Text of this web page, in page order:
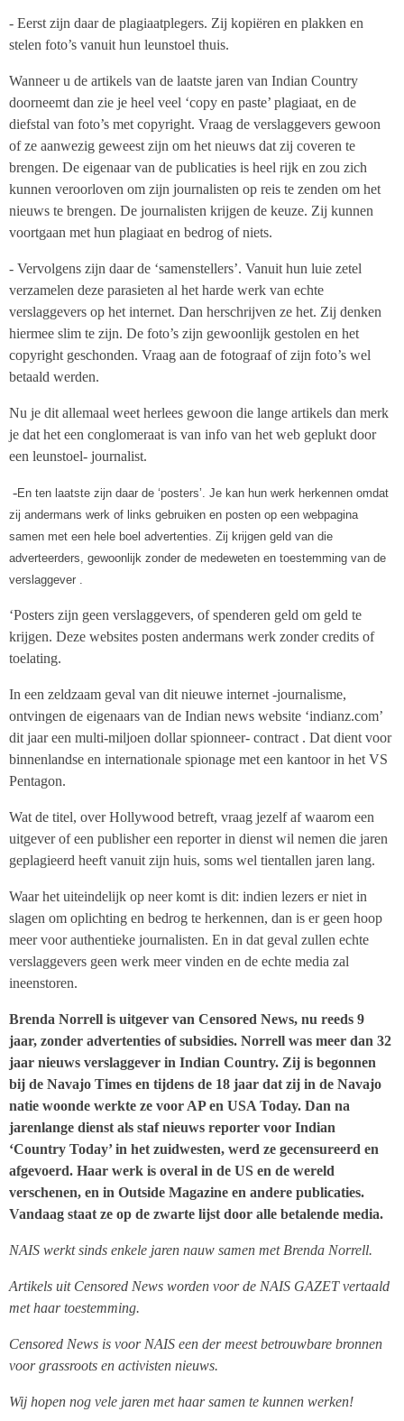
- Eerst zijn daar de plagiaatplegers. Zij kopiëren en plakken en
stelen foto’s vanuit hun leunstoel thuis.
Wanneer u de artikels van de laatste jaren van Indian Country
doorneemt dan zie je heel veel ‘copy en paste’ plagiaat, en de
diefstal van foto’s met copyright. Vraag de verslaggevers gewoon
of ze aanwezig geweest zijn om het nieuws dat zij coveren te
brengen. De eigenaar van de publicaties is heel rijk en zou zich
kunnen veroorloven om zijn journalisten op reis te zenden om het
nieuws te brengen. De journalisten krijgen de keuze. Zij kunnen
voortgaan met hun plagiaat en bedrog of niets.
- Vervolgens zijn daar de ‘samenstellers’. Vanuit hun luie zetel
verzamelen deze parasieten al het harde werk van echte
verslaggevers op het internet. Dan herschrijven ze het. Zij denken
hiermee slim te zijn. De foto’s zijn gewoonlijk gestolen en het
copyright geschonden. Vraag aan de fotograaf of zijn foto’s wel
betaald werden.
Nu je dit allemaal weet herlees gewoon die lange artikels dan merk
je dat het een conglomeraat is van info van het web geplukt door
een leunstoel- journalist.
-En ten laatste zijn daar de ‘posters’. Je kan hun werk herkennen omdat
zij andermans werk of links gebruiken en posten op een webpagina
samen met een hele boel advertenties. Zij krijgen geld van die
adverteerders, gewoonlijk zonder de medeweten en toestemming van de
verslaggever .
‘Posters zijn geen verslaggevers, of spenderen geld om geld te
krijgen. Deze websites posten andermans werk zonder credits of
toelating.
In een zeldzaam geval van dit nieuwe internet -journalisme,
ontvingen de eigenaars van de Indian news website ‘indianz.com’
dit jaar een multi-miljoen dollar spionneer- contract . Dat dient voor
binnenlandse en internationale spionage met een kantoor in het VS
Pentagon.
Wat de titel, over Hollywood betreft, vraag jezelf af waarom een
uitgever of een publisher een reporter in dienst wil nemen die jaren
geplagieerd heeft vanuit zijn huis, soms wel tientallen jaren lang.
Waar het uiteindelijk op neer komt is dit: indien lezers er niet in
slagen om oplichting en bedrog te herkennen, dan is er geen hoop
meer voor authentieke journalisten. En in dat geval zullen echte
verslaggevers geen werk meer vinden en de echte media zal
ineenstoren.
Brenda Norrell is uitgever van Censored News, nu reeds 9
jaar, zonder advertenties of subsidies. Norrell was meer dan 32
jaar nieuws verslaggever in Indian Country. Zij is begonnen
bij de Navajo Times en tijdens de 18 jaar dat zij in de Navajo
natie woonde werkte ze voor AP en USA Today. Dan na
jarenlange dienst als staf nieuws reporter voor Indian
‘Country Today’ in het zuidwesten, werd ze gecensureerd en
afgevoerd. Haar werk is overal in de US en de wereld
verschenen, en in Outside Magazine en andere publicaties.
Vandaag staat ze op de zwarte lijst door alle betalende media.
NAIS werkt sinds enkele jaren nauw samen met Brenda Norrell.
Artikels uit Censored News worden voor de NAIS GAZET vertaald
met haar toestemming.
Censored News is voor NAIS een der meest betrouwbare bronnen
voor grassroots en activisten nieuws.
Wij hopen nog vele jaren met haar samen te kunnen werken!